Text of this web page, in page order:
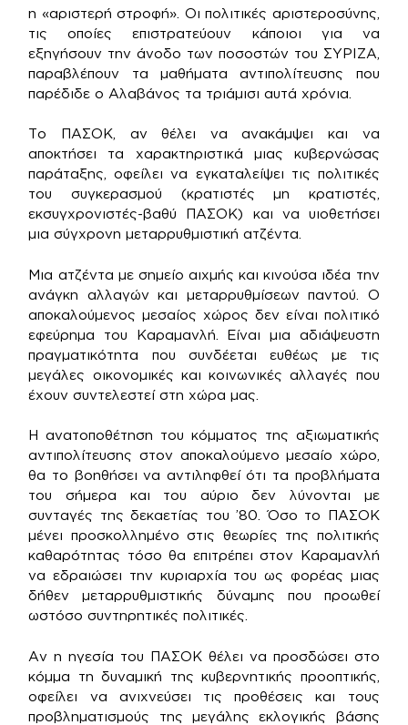
η «αριστερή στροφή». Οι πολιτικές αριστεροσύνης,
τις οποίες επιστρατεύουν κάποιοι για να
εξηγήσουν την άνοδο των ποσοστών του ΣΥΡΙΖΑ,
παραβλέπουν τα μαθήματα αντιπολίτευσης που
παρέδιδε ο Αλαβάνος τα τριάμισι αυτά χρόνια.
Το ΠΑΣΟΚ, αν θέλει να ανακάμψει και να
αποκτήσει τα χαρακτηριστικά μιας κυβερνώσας
παράταξης, οφείλει να εγκαταλείψει τις πολιτικές
του συγκερασμού (κρατιστές μη κρατιστές,
εκσυγχρονιστές-βαθύ ΠΑΣΟΚ) και να υιοθετήσει
μια σύγχρονη μεταρρυθμιστική ατζέντα.
Μια ατζέντα με σημείο αιχμής και κινούσα ιδέα την
ανάγκη αλλαγών και μεταρρυθμίσεων παντού. Ο
αποκαλούμενος μεσαίος χώρος δεν είναι πολιτικό
εφεύρημα του Καραμανλή. Είναι μια αδιάψευστη
πραγματικότητα που συνδέεται ευθέως με τις
μεγάλες οικονομικές και κοινωνικές αλλαγές που
έχουν συντελεστεί στη χώρα μας.
Η ανατοποθέτηση του κόμματος της αξιωματικής
αντιπολίτευσης στον αποκαλούμενο μεσαίο χώρο,
θα το βοηθήσει να αντιληφθεί ότι τα προβλήματα
του σήμερα και του αύριο δεν λύνονται με
συνταγές της δεκαετίας του ’80. Όσο το ΠΑΣΟΚ
μένει προσκολλημένο στις θεωρίες της πολιτικής
καθαρότητας τόσο θα επιτρέπει στον Καραμανλή
να εδραιώσει την κυριαρχία του ως φορέας μιας
δήθεν μεταρρυθμιστικής δύναμης που προωθεί
ωστόσο συντηρητικές πολιτικές.
Αν η ηγεσία του ΠΑΣΟΚ θέλει να προσδώσει στο
κόμμα τη δυναμική της κυβερνητικής προοπτικής,
οφείλει να ανιχνεύσει τις προθέσεις και τους
προβληματισμούς της μεγάλης εκλογικής βάσης